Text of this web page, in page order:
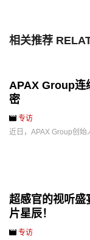
相关推荐
APAX Group连
密
专访
近日，APAX Group创
超感官的视听盛
片星辰！
专访